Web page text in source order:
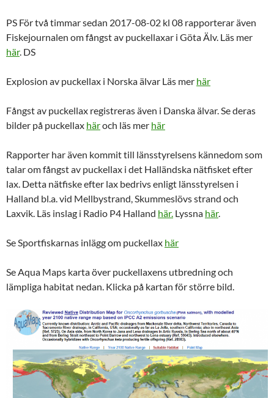
PS För två timmar sedan 2017-08-02 kl 08 rapporterar även
Fiskejournalen om fångst av puckellaxar i Göta Älv. Läs mer
här. DS
Explosion av puckellax i Norska älvar Läs mer här
Fångst av puckellax registreras även i Danska älvar. Se deras
bilder på puckellax häroch läs mer här
Rapporter har även kommit till länsstyrelsens kännedom som
talar om fångst av puckellax i det Halländska nätfisket efter
lax. Detta nätfiske efter lax bedrivs enligt länsstyrelsen i
Halland bl.a. vid Mellbystrand, Skummeslövs strand och
Laxvik. Läs inslag i Radio P4 Halland här. Lyssna här.
Se Sportfiskarnas inlägg om puckellax här
Se Aqua Maps karta över puckellaxens utbredning och
lämpliga habitat nedan. Klicka på kartan för större bild.